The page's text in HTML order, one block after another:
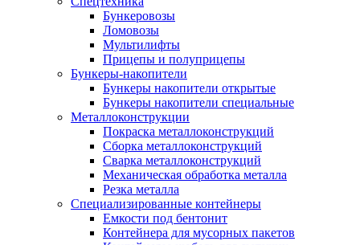
Бункеровозы
Ломовозы
Мультилифты
Прицепы и полуприцепы
Бункеры-накопители
Бункеры накопители открытые
Бункеры накопители специальные
Металлоконструкции
Покраска металлоконструкций
Сборка металлоконструкций
Сварка металлоконструкций
Механическая обработка металла
Резка металла
Специализированные контейнеры
Емкости под бентонит
Контейнера для мусорных пакетов